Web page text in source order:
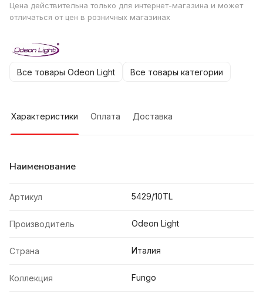
Цена действительна только для интернет-магазина и может
отличаться от цен в розничных магазинах
Все товары Odeon Light Все товары категории
Характеристики Оплата Доставка
Наименование
Артикул 5429/10TL
Производитель Odeon Light
Страна Италия
Коллекция Fungo